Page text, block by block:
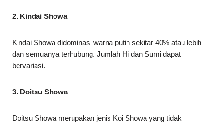
2. Kindai Showa
Kindai Showa didominasi warna putih sekitar 40% atau lebih
dan semuanya terhubung. Jumlah Hi dan Sumi dapat
bervariasi.
3. Doitsu Showa
Doitsu Showa merupakan jenis Koi Showa yang tidak